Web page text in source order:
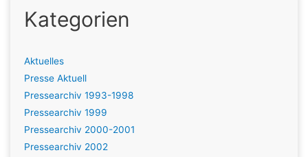
Kategorien
Aktuelles
Presse Aktuell
Pressearchiv 1993-1998
Pressearchiv 1999
Pressearchiv 2000-2001
Pressearchiv 2002